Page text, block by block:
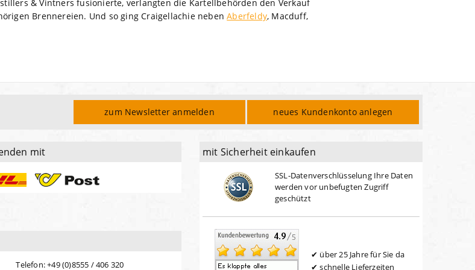
& Vintners fusionierte, verlangten die Kartellbehörden den Verkauf
Brennereien. Und so ging Craigellachie nebenAberfeldy, Macduff,
zum Newsletter anmelden neues Kundenkonto anlegen
mit
Telefon: +49 (0)8555 / 406 320
mit Sicherheit einkaufen
SSL-Datenverschlüsselung Ihre Daten
werden vor unbefugten Zugriff
geschützt
über 25 Jahre für Sie da
schnelle Lieferzeiten